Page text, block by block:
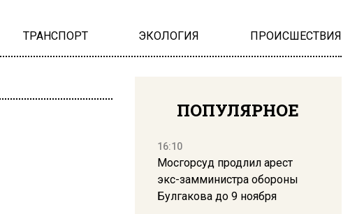
ТРАНСПОРТ ЭКОЛОГИЯ ПРОИСШЕСТВИЯ
ПОПУЛЯРНОЕ
16:10
Мосгорсуд продлил арест
экс-замминистра обороны
Булгакова до 9 ноября